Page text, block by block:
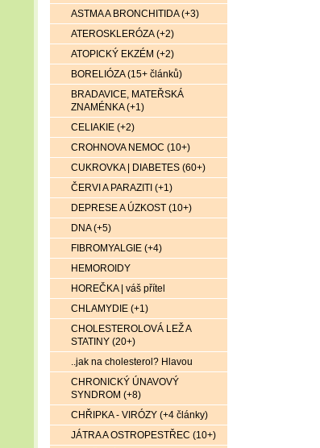
ASTMA A BRONCHITIDA (+3)
ATEROSKLERÓZA (+2)
ATOPICKÝ EKZÉM (+2)
BORELIÓZA (15+ článků)
BRADAVICE, MATEŘSKÁ
ZNAMÉNKA (+1)
CELIAKIE (+2)
CROHNOVA NEMOC (10+)
CUKROVKA | DIABETES (60+)
ČERVI A PARAZITI (+1)
DEPRESE A ÚZKOST (10+)
DNA (+5)
FIBROMYALGIE (+4)
HEMOROIDY
HOREČKA | váš přítel
CHLAMYDIE (+1)
CHOLESTEROLOVÁ LEŽ A
STATINY (20+)
..jak na cholesterol? Hlavou
CHRONICKÝ ÚNAVOVÝ
SYNDROM (+8)
CHŘIPKA - VIRÓZY (+4 články)
JÁTRA A OSTROPESTŘEC (10+)